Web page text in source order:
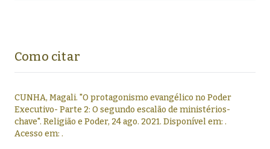
Como citar
CUNHA, Magali. "O protagonismo evangélico no Poder
Executivo- Parte 2: O segundo escalão de ministérios-
chave". Religião e Poder, 24 ago. 2021. Disponível em: .
Acesso em: .